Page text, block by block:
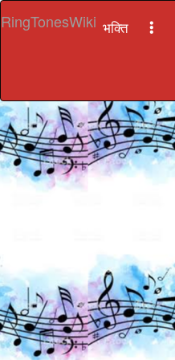
RingTonesWiki भक्ति